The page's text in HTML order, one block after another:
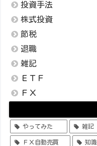
投資手法
株式投資
節税
退職
雑記
ＥＴＦ
ＦＸ
やってみた 雑記
ＦＸ自動売買 知識